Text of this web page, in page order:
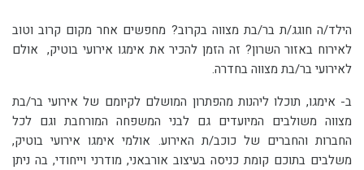
הילד/ה חוגג/ת בר/בת מצווה בקרוב? מחפשים אחר מקום קרוב וטוב
לאירוח באזור השרון? זה הזמן להכיר את אימגו אירועי בוטיק, אולם
לאירועי בר/בת מצווה בחדרה.
ב- אימגו, תוכלו ליהנות מהפתרון המושלם לקיומם של אירועי בר/בת
מצווה משולבים המיועדים גם לבני המשפחה המורחבת וגם לכל
החברות והחברים של כוכב/ת האירוע. אולמי אימגו אירועי בוטיק,
משלבים בתוכם קומת כניסה בעיצוב אורבאני, מודרני וייחודי, בה ניתן